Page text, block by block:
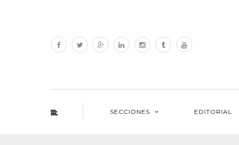
SECCIONES EDITORIAL